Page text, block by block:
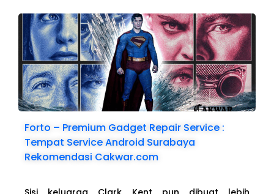
Forto – Premium Gadget Repair Service :
Tempat Service Android Surabaya
Rekomendasi Cakwar.com